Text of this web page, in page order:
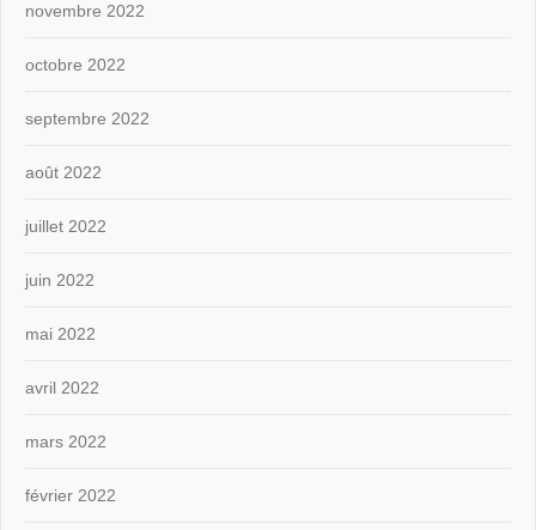
novembre 2022
octobre 2022
septembre 2022
août 2022
juillet 2022
juin 2022
mai 2022
avril 2022
mars 2022
février 2022